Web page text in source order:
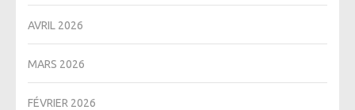
AVRIL 2026
MARS 2026
FÉVRIER 2026